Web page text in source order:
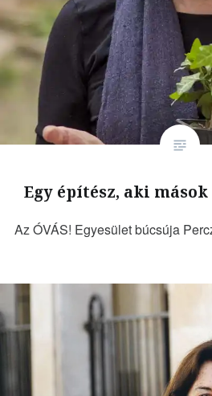
Egy építész, aki
Az ÓVÁS! Egyesület búcsúja